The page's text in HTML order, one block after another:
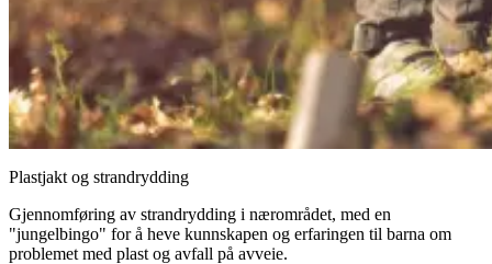
Plastjakt og strandrydding
Gjennomføring av strandrydding i nærområdet, med en
"jungelbingo" for å heve kunnskapen og erfaringen til barna om
problemet med plast og avfall på avveie.